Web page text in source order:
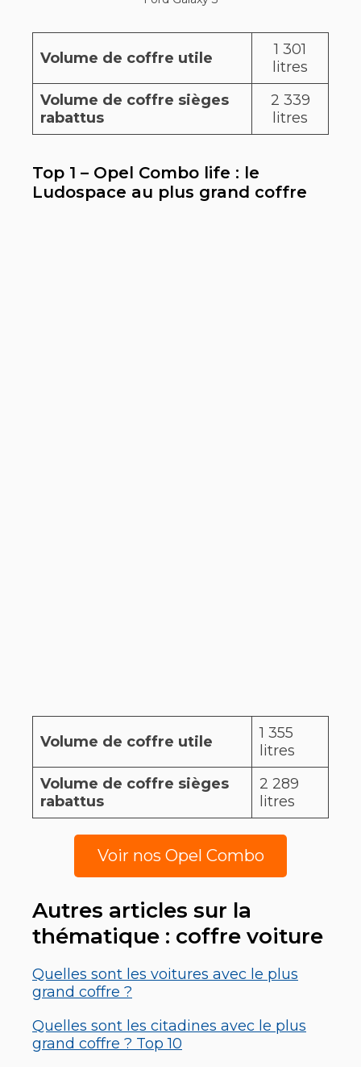
Volume de coffre utile
1 301
litres
Volume de coffre sièges
rabattus
2 339
litres
Top 1 – Opel Combo life : le
Ludospace au plus grand coffre
Volume de coffre utile
1 355
litres
Volume de coffre sièges
rabattus
2 289
litres
Voir nos Opel Combo
Autres articles sur la
thématique : coffre voiture
Quelles sont les voitures avec le plus
grand coffre ?
Quelles sont les citadines avec le plus
grand coffre ? Top 10